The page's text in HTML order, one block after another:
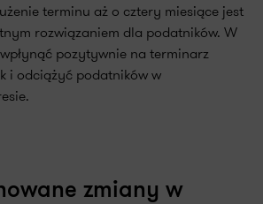
terminu aż o cztery miesiące jest
rozwiązaniem dla podatników. W
pozytywnie na terminarz
i odciążyć podatników w
zmiany w